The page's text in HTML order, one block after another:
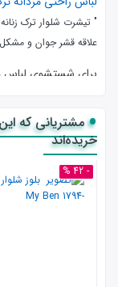
" تیشرت شلوار ترک
علاقه قشر جوان و
برای شستشوی لباس
اورجینال کارخانه
Giyim tarafından
üretilmiştir.
مشتریانی که
خریده‌اند
- 42 %